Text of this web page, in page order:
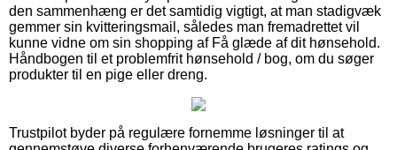
den sammenhæng er det samtidig vigtigt, at man stadigvæk
gemmer sin kvitteringsmail, således man fremadrettet vil
kunne vidne om sin shopping af Få glæde af dit hønsehold.
Håndbogen til et problemfrit hønsehold / bog, om du søger
produkter til en pige eller dreng.
Trustpilot byder på regulære fornemme løsninger til at